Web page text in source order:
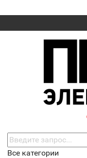
Все категории